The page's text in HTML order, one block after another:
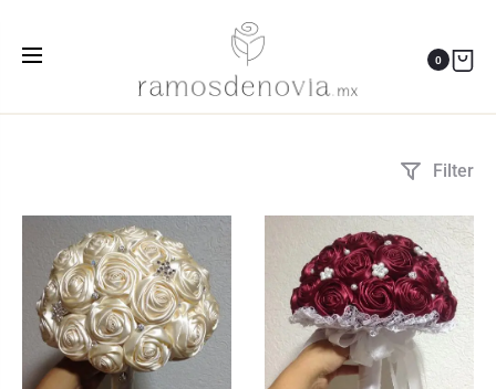
0
bouquet artificial
Productos etiquetados “bouquet artificial”
Filter